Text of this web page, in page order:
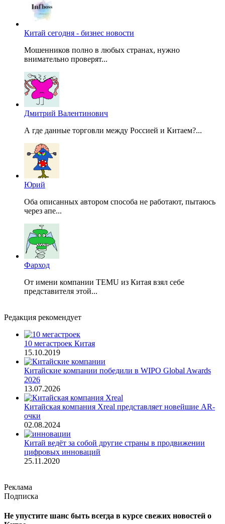
Китай сегодня - бизнес новости
Мошенников полно в любых странах, нужно
внимательно проверят...
Дмитрий Валентинович
А где данные торговли между Россией и Китаем?...
Юрий
Оба описанных автором способа не работают, пытаюсь
через апе...
Фарход
От имени компании TEMU из Китая взял себе
представителя этой...
Редакция рекомендует
10 мегастроек Китая
15.10.2019
Китайские компании победили в WIPO Global Awards
2026
13.07.2026
Китайская компания Xreal представляет новейшие AR-
очки
02.08.2024
Китай ведёт за собой другие страны в продвижении
цифровых инноваций
25.11.2020
Реклама
Подписка
Не упустите шанс быть всегда в курсе свежих новостей о